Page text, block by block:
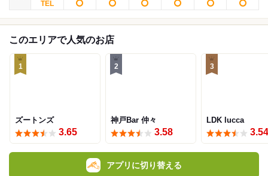
このエリアで人気のお店
1
ズートンズ
3.65
2
神戸Bar 仲々
3.58
3
LDK lucca
3.54
アプリに切り替える